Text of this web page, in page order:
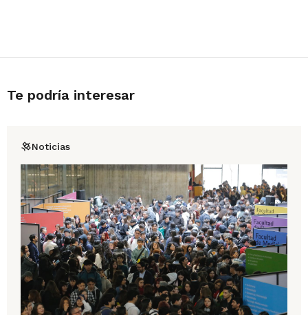
Te podría interesar
Noticias